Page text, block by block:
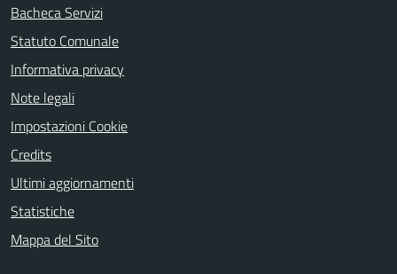
Bacheca Servizi
Statuto Comunale
Informativa privacy
Note legali
Impostazioni Cookie
Credits
Ultimi aggiornamenti
Statistiche
Mappa del Sito